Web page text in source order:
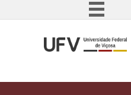
Comunica BR